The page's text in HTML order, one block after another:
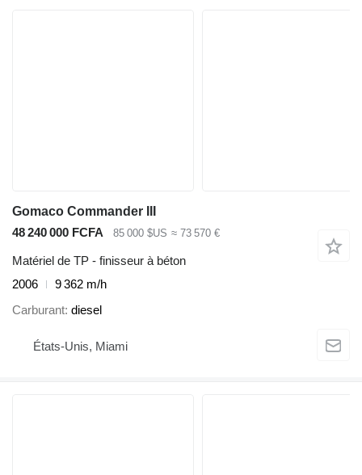
Gomaco Commander III
48 240 000 FCFA
85 000 $US ≈ 73 570 €
Matériel de TP - finisseur à béton
2006
9 362 m/h
Carburant diesel
États-Unis, Miami